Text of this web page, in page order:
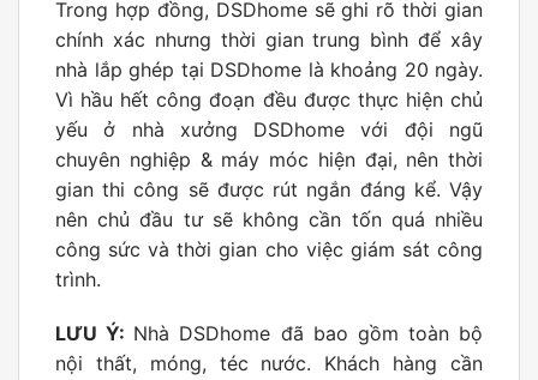
Trong hợp đồng, DSDhome sẽ ghi rõ thời gian
chính xác nhưng thời gian trung bình để xây
nhà lắp ghép tại DSDhome là khoảng 20 ngày.
Vì hầu hết công đoạn đều được thực hiện chủ
yếu ở nhà xưởng DSDhome với đội ngũ
chuyên nghiệp & máy móc hiện đại, nên thời
gian thi công sẽ được rút ngắn đáng kể. Vậy
nên chủ đầu tư sẽ không cần tốn quá nhiều
công sức và thời gian cho việc giám sát công
trình.
LƯU Ý: Nhà DSDhome đã bao gồm toàn bộ
nội thất, móng, téc nước. Khách hàng cần